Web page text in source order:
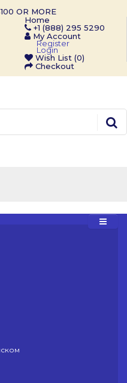
OR MORE
Home
+1 (888) 295 5290
My Account
Register
Login
Wish List (0)
Checkout